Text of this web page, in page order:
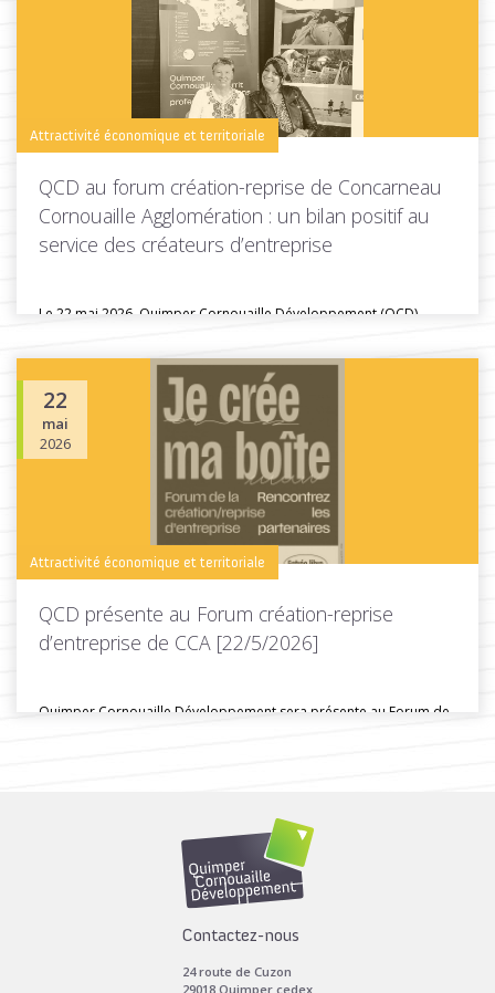
Toutes les actus de cette rubrique LIRE LA SUITE
Attractivité économique et territoriale
QCD au forum création-reprise de Concarneau
Cornouaille Agglomération : un bilan positif au
service des créateurs d’entreprise
Le 22 mai 2026, Quimper Cornouaille Développement (QCD)
Toutes les actus de cette rubrique
22
mai
2026
Attractivité économique et territoriale
QCD présente au Forum création-reprise
d’entreprise de CCA [22/5/2026]
Quimper Cornouaille Développement sera présente au Forum de
Toutes les actus de cette rubrique
Contactez-nous
24 route de Cuzon
29018 Quimper cedex